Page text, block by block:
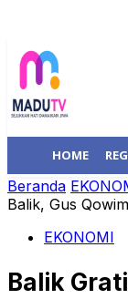
HOME
Beranda
Balik, Gus
EKONOMI
Balik